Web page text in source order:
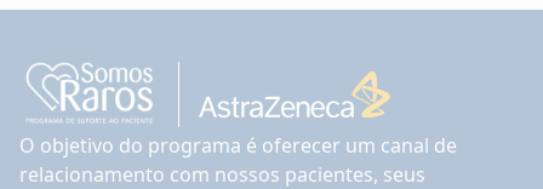
O objetivo do programa é oferecer um canal de
relacionamento com nossos pacientes, seus